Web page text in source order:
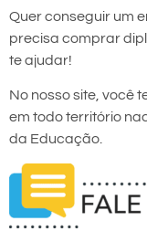
Quer conseguir um
precisa comprar
te ajudar!
No nosso site, você
em todo território
da Educação.